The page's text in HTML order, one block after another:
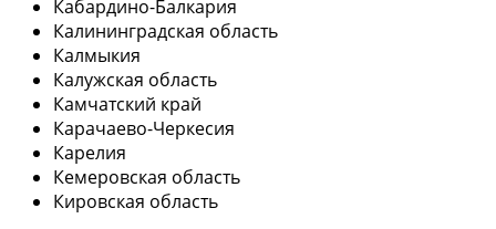
Кабардино-Балкария
Калининградская область
Калмыкия
Калужская область
Камчатский край
Карачаево-Черкесия
Карелия
Кемеровская область
Кировская область